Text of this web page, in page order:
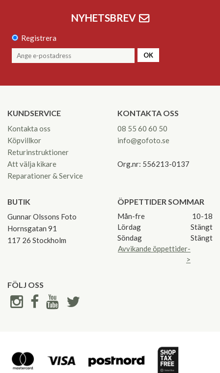
NYHETSBREV
Registrera
OK
KUNDSERVICE
Kontakta oss
Köpvillkor
Returinstruktioner
Att välja kikare
Reparationer & Service
KONTAKTA OSS
08 55 60 60 50
info@gofoto.se
Org.nr: 556213-0137
BUTIK
Gunnar Olssons Foto
Hornsgatan 91
117 26 Stockholm
ÖPPETTIDER SOMMAR
Mån-fre
10-18
Lördag
Stängt
Söndag
Stängt
Avvikande öppettider-
>
FÖLJ OSS